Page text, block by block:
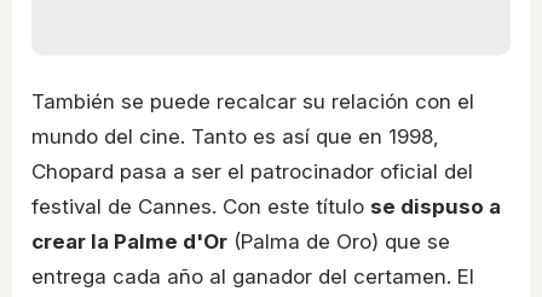
También se puede recalcar su relación con el
mundo del cine. Tanto es así que en 1998,
Chopard pasa a ser el patrocinador oficial del
festival de Cannes. Con este título se dispuso a
crear la Palme d'Or (Palma de Oro) que se
entrega cada año al ganador del certamen. El